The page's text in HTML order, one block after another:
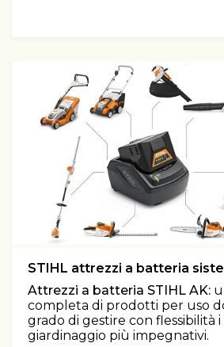
STIHL attrezzi a batteria
Attrezzi a batteria STIHL AK:
completa di prodotti per uso
grado di gestire con flessibilità i
giardinaggio più impegnativi.